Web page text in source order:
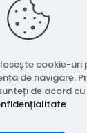
cookie-uri
de navigare.
de acord cu
.